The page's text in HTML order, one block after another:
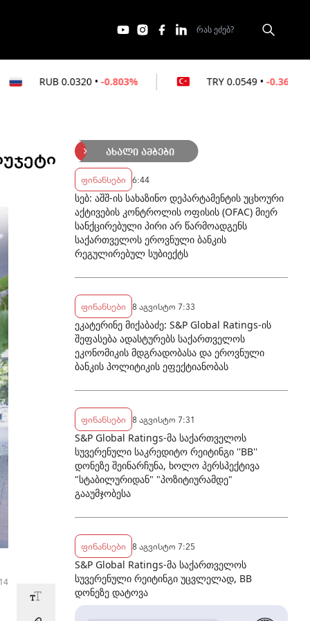
• -0.803% TRY -0.364% AZN
ახალი ამბები
ფინანსები 6:44
სებ: აშშ-ის სახაზინო დეპარტამენტის უცხოური
აქტივების კონტროლის ოფისის (OFAC) მიერ
სანქცირებული პირი არ წარმოადგენს
საქართველოს ეროვნული ბანკის
რეგულირებულ სუბიექტს
ფინანსები 8 აგვისტო 7:33
ეკატერინე მიქაბაძე: S&P Global Ratings-ის
შეფასება ადასტურებს საქართველოს
ეკონომიკის მდგრადობასა და ეროვნული
ბანკის პოლიტიკის ეფექტიანობას
ფინანსები 8 აგვისტო 7:31
S&P Global Ratings-მა საქართველოს
სუვერენული საკრედიტო რეიტინგი ''BB''
დონეზე შეინარჩუნა, ხოლო პერსპექტივა
"სტაბილურიდან" "პოზიტიურამდე"
გააუმჯობესა
ფინანსები 8 აგვისტო 7:25
S&P Global Ratings-მა საქართველოს
სუვერენული რეიტინგი უცვლელად, BB
დონეზე დატოვა